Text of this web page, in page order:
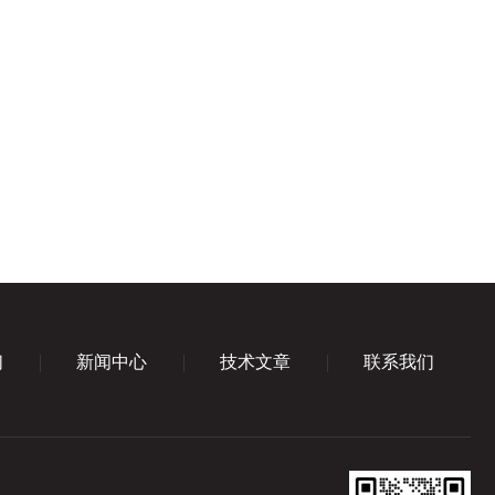
新闻中心 技术文章 联系我们